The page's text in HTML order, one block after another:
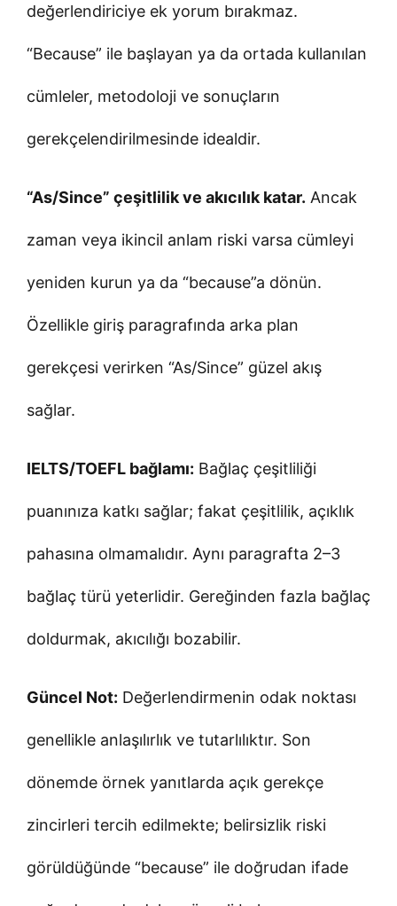
değerlendiriciye ek yorum bırakmaz.
“Because” ile başlayan ya da ortada kullanılan
cümleler, metodoloji ve sonuçların
gerekçelendirilmesinde idealdir.
“As/Since” çeşitlilik ve akıcılık katar. Ancak
zaman veya ikincil anlam riski varsa cümleyi
yeniden kurun ya da “because”a dönün.
Özellikle giriş paragrafında arka plan
gerekçesi verirken “As/Since” güzel akış
sağlar.
IELTS/TOEFL bağlamı: Bağlaç çeşitliliği
puanınıza katkı sağlar; fakat çeşitlilik, açıklık
pahasına olmamalıdır. Aynı paragrafta 2–3
bağlaç türü yeterlidir. Gereğinden fazla bağlaç
doldurmak, akıcılığı bozabilir.
Güncel Not: Değerlendirmenin odak noktası
genellikle anlaşılırlık ve tutarlılıktır. Son
dönemde örnek yanıtlarda açık gerekçe
zincirleri tercih edilmekte; belirsizlik riski
görüldüğünde “because” ile doğrudan ifade